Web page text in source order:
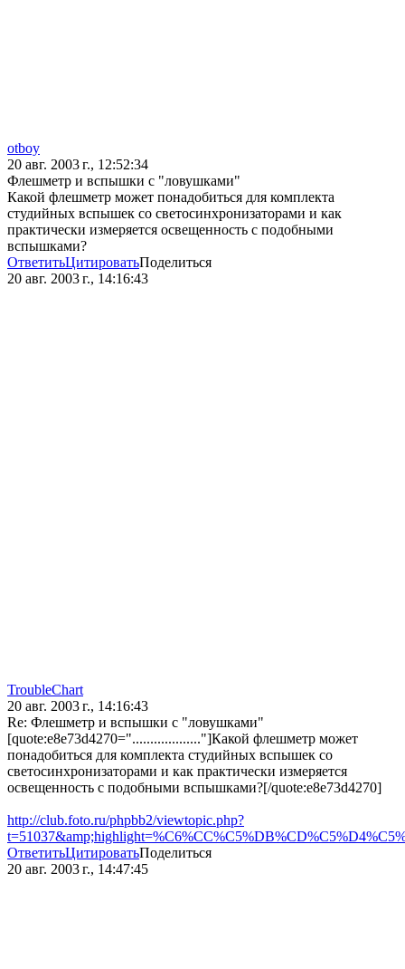
otboy
20 авг. 2003 г., 12:52:34
Флешметр и вспышки с "ловушками"
Какой флешметр может понадобиться для комплекта
студийных вспышек со светосинхронизаторами и как
практически измеряется освещенность с подобными
вспышками?
ОтветитьЦитироватьПоделиться
20 авг. 2003 г., 14:16:43
TroubleChart
20 авг. 2003 г., 14:16:43
Re: Флешметр и вспышки с "ловушками"
[quote:e8e73d4270="..................."]Какой флешметр может
понадобиться для комплекта студийных вспышек со
светосинхронизаторами и как практически измеряется
освещенность с подобными вспышками?[/quote:e8e73d4270]
http://club.foto.ru/phpbb2/viewtopic.php?
ОтветитьЦитироватьПоделиться
20 авг. 2003 г., 14:47:45